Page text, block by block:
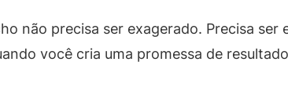
não precisa ser exagerado. Precisa
você cria uma promessa de